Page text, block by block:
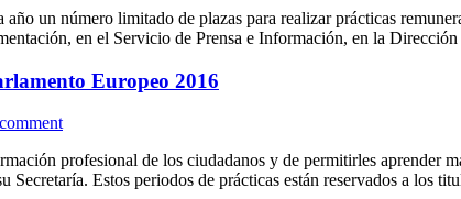
un número limitado de plazas para realizar prácticas
en el Servicio de Prensa e Información, en la
Europeo 2016
profesional de los ciudadanos y de permitirles aprender
Secretaría. Estos periodos de prácticas están reservados a los